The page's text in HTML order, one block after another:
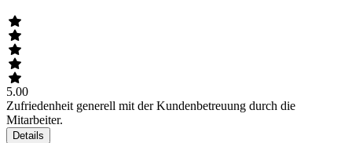
5.00
Zufriedenheit generell mit der Kundenbetreuung durch die
Mitarbeiter.
Details